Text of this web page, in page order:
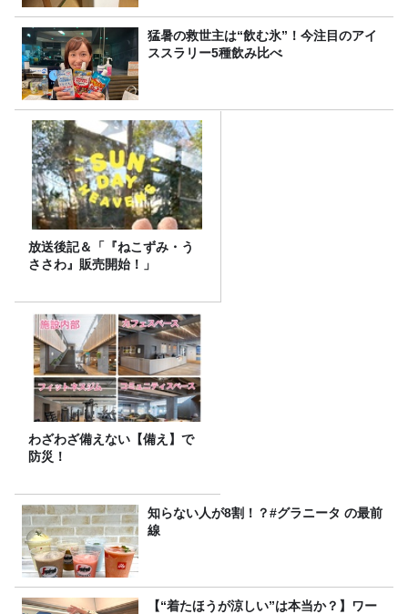
猛暑の救世主は“飲む氷”！今注目のアイ
ススラリー5種飲み比べ
放送後記＆「『ねこずみ・う
ささわ』販売開始！」
わざわざ備えない【備え】で
防災！
知らない人が8割！？#グラニータ の最前
線
【“着たほうが涼しい”は本当か？】ワー